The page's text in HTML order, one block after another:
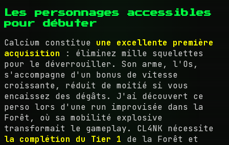
Les personnages accessibles
pour débuter
Calcium constitue une excellente première
acquisition : éliminez mille squelettes
pour le déverrouiller. Son arme, l'Os,
s'accompagne d'un bonus de vitesse
croissante, réduit de moitié si vous
encaissez des dégâts. J'ai découvert ce
perso lors d'une run improvisée dans la
Forêt, où sa mobilité explosive
transformait le gameplay. CL4NK nécessite
la complétion du Tier 1 de la Forêt et